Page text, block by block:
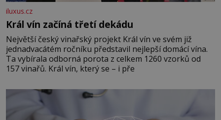
iluxus.cz
Král vín začíná třetí dekádu
Největší český vinařský projekt Král vín ve svém již
jednadvacátém ročníku představil nejlepší domácí vína.
Ta vybírala odborná porota z celkem 1260 vzorků od
157 vinařů. Král vín, který se – i pře